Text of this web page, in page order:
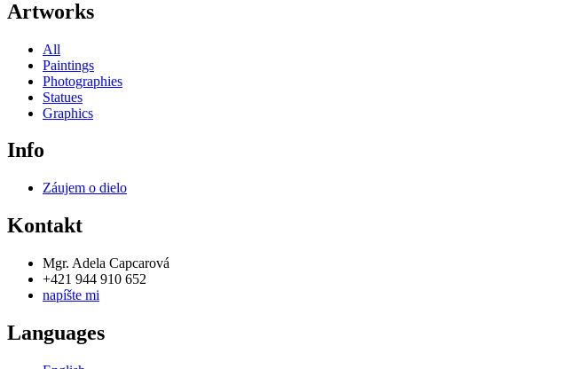
Artworks
All
Paintings
Photographies
Statues
Graphics
Info
Záujem o dielo
Kontakt
Mgr. Adela Capcarová
+421 944 910 652
napíšte mi
Languages